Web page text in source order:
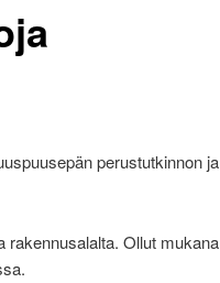
perustutkinnon ja
rakennusalalta. Ollut mukana